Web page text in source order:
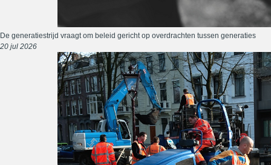
De generatiestrijd vraagt om beleid gericht op overdrachten tussen generaties
20 jul 2026